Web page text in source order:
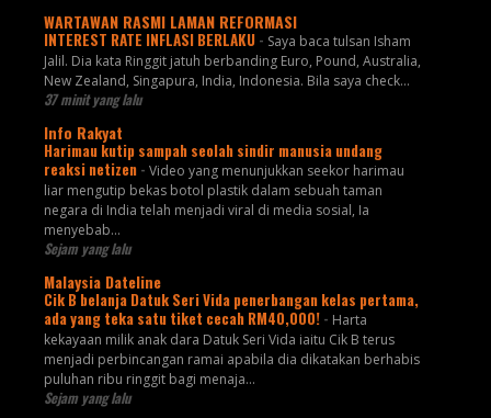
WARTAWAN RASMI LAMAN REFORMASI
INTEREST RATE INFLASI BERLAKU - Saya baca tulsan Isham
Jalil. Dia kata Ringgit jatuh berbanding Euro, Pound, Australia,
New Zealand, Singapura, India, Indonesia. Bila saya check...
37 minit yang lalu
Info Rakyat
Harimau kutip sampah seolah sindir manusia undang
reaksi netizen - Video yang menunjukkan seekor harimau
liar mengutip bekas botol plastik dalam sebuah taman
negara di India telah menjadi viral di media sosial, Ia
menyebab...
Sejam yang lalu
Malaysia Dateline
Cik B belanja Datuk Seri Vida penerbangan kelas pertama,
ada yang teka satu tiket cecah RM40,000! - Harta
kekayaan milik anak dara Datuk Seri Vida iaitu Cik B terus
menjadi perbincangan ramai apabila dia dikatakan berhabis
puluhan ribu ringgit bagi menaja...
Sejam yang lalu